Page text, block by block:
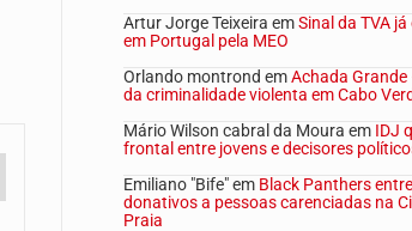
Artur Jorge Teixeira emSinal da TVA
em Portugal pela MEO
Orlando montrond emAchada Grande
da criminalidade violenta em Cabo
Mário Wilson cabral da Moura em IDJ
frontal entre jovens e decisores
Emiliano "Bife"em Black Panthers
donativos a pessoas carenciadas na
Praia